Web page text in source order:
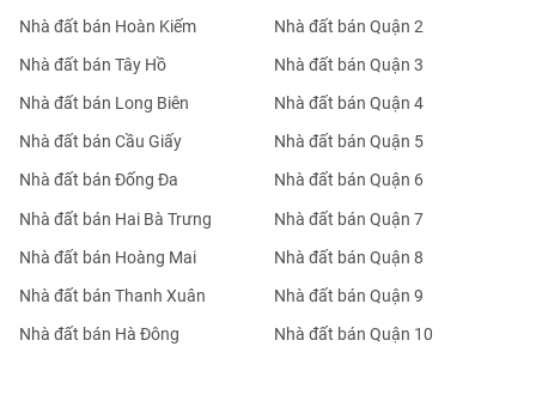
Nhà đất bán Hoàn Kiếm
Nhà đất bán Tây Hồ
Nhà đất bán Long Biên
Nhà đất bán Cầu Giấy
Nhà đất bán Đống Đa
Nhà đất bán Hai Bà Trưng
Nhà đất bán Hoàng Mai
Nhà đất bán Thanh Xuân
Nhà đất bán Hà Đông
Nhà đất bán Quận 2
Nhà đất bán Quận 3
Nhà đất bán Quận 4
Nhà đất bán Quận 5
Nhà đất bán Quận 6
Nhà đất bán Quận 7
Nhà đất bán Quận 8
Nhà đất bán Quận 9
Nhà đất bán Quận 10